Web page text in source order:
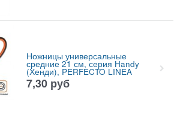
Ножницы универсальные
средние 21 см, серия Handy
(Хенди), PERFECTO LINEA
7,30 руб